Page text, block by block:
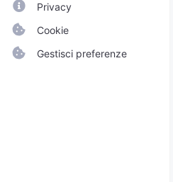
Privacy
Cookie
Gestisci preferenze